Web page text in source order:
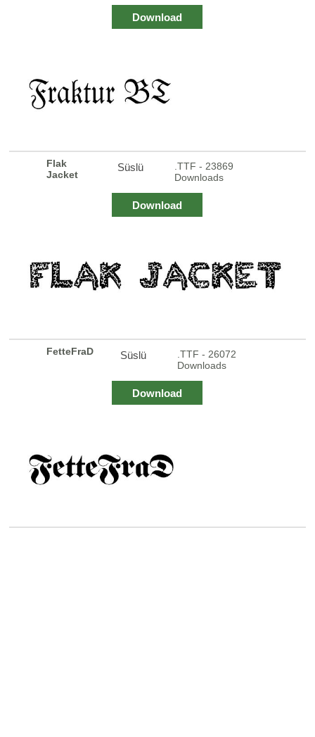
Download
Flak
Jacket
Süslü
.TTF - 23869
Downloads
Download
FetteFraD Süslü
.TTF - 26072
Downloads
Download